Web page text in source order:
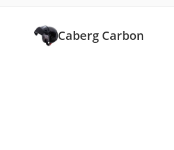
Caberg Carbon